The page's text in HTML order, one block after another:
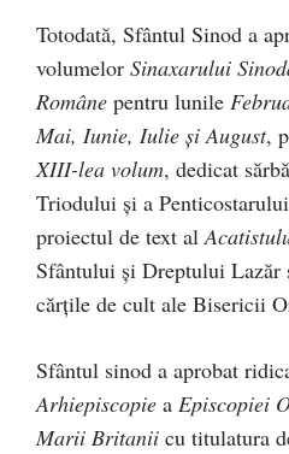
Totodată, Sfântul Sinod a
volumelor Sinaxarului
Române pentru lunile
Mai, Iunie, Iulie și August,
XIII-lea volum, dedicat
Triodului și a
proiectul de text al
Sfântului și Dreptului Lazăr
cărțile de cult ale Bisericii
Sfântul sinod a aprobat
Arhiepiscopie a Episcopiei
Marii Britanii cu titulatura